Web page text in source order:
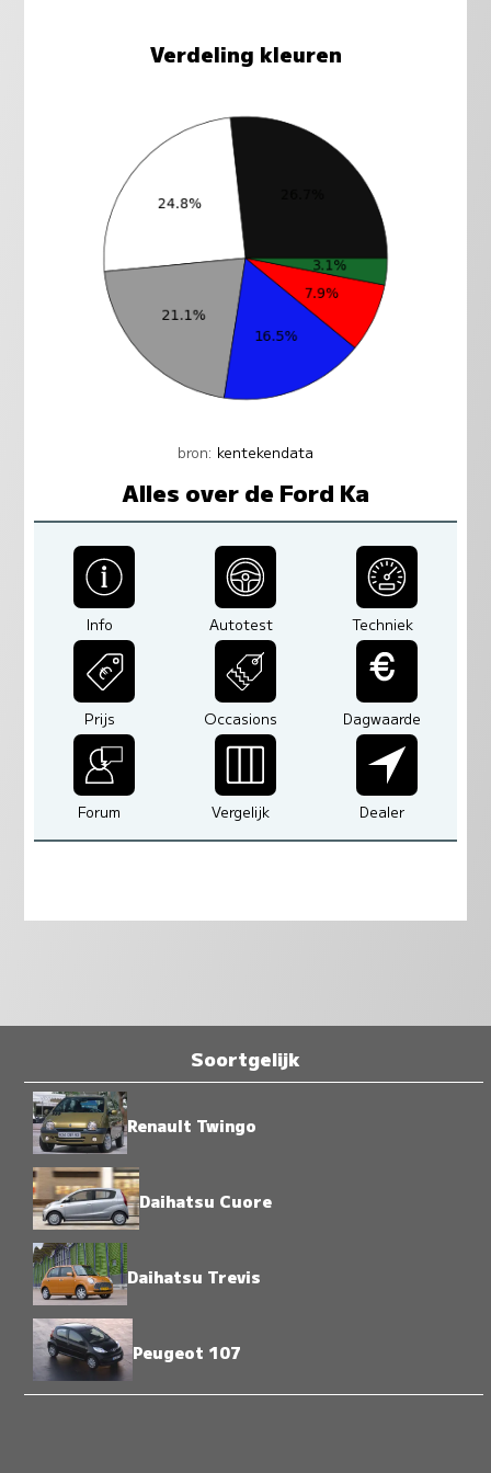
Verdeling kleuren
bron: kentekendata
Alles over de Ford Ka
Info Autotest Techniek
Prijs Occasions Dagwaarde
Forum Vergelijk Dealer
Soortgelijk
Renault Twingo
Daihatsu Cuore
Daihatsu Trevis
Peugeot 107